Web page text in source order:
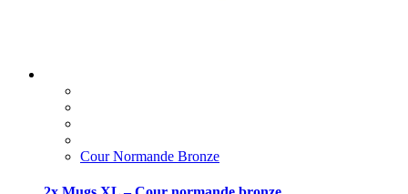
Cour Normande Bronze